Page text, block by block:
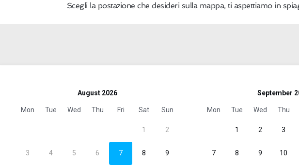
Scegli la postazione che desideri sulla mappa, ti aspettiamo in